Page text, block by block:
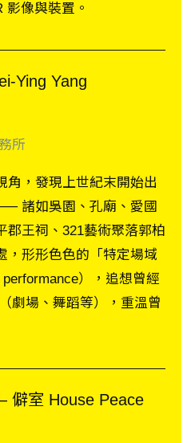
影像與裝置。
Ying Yang
所
角，發現上世紀末開始出
諸如吳園、孔廟、愛國
郡王祠、321藝術聚落郭柏
，形形色色的「特定場域
），追想曾經
劇場、舞蹈等），重溫曾
室 House Peace